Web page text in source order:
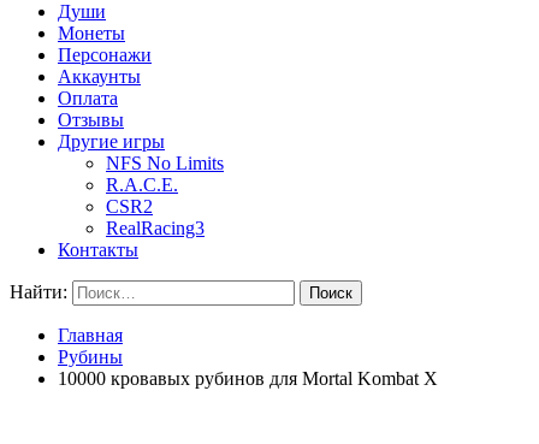
Души
Монеты
Персонажи
Аккаунты
Оплата
Отзывы
Другие игры
NFS No Limits
R.A.C.E.
CSR2
RealRacing3
Контакты
Найти:
Главная
Рубины
10000 кровавых рубинов для Mortal Kombat X